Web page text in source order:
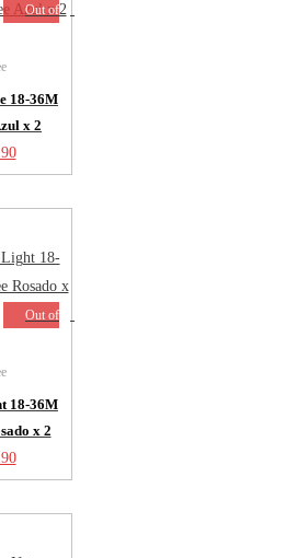
Out of
18-36M
x 2
El
precio
actual
S/44.90.
Out of
18-36M
x 2
El
precio
actual